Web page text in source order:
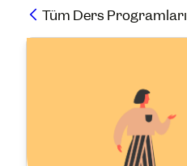
Tüm Ders Programları